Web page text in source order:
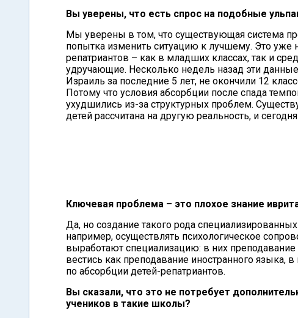
Вы уверены, что есть спрос на подобные
Мы уверены в том, что существующая система
попытка изменить ситуацию к лучшему. Это уже
репатриантов – как в младших классах, так и
удручающие. Несколько недель назад эти
Израиль за последние 5 лет, не окончили 12
Потому что условия абсорбции после спада
ухудшились из-за структурных проблем.
детей рассчитана на другую реальность, и
Ключевая проблема – это плохое знание
Да, но создание такого рода
например, осуществлять психологическое
выработают специализацию: в них
вестись как преподавание иностранного языка,
по абсорбции детей-репатриантов.
Вы сказали, что это не потребует
учеников в такие школы?